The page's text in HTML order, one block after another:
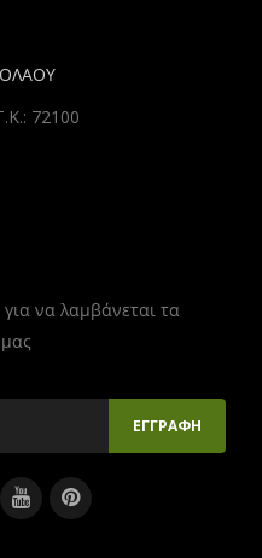
72100
να λαμβάνεται τα